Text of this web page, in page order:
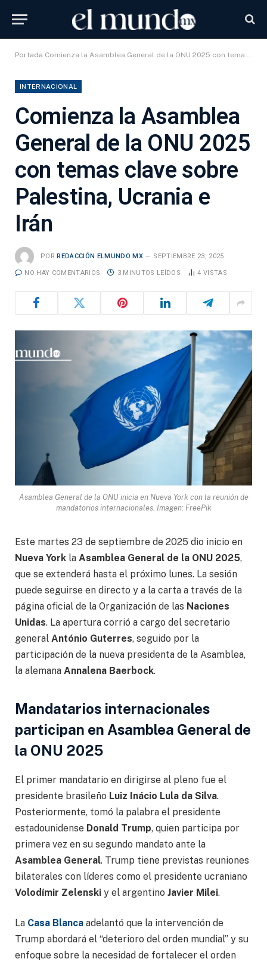
Portada Comienza la Asamblea General de la ONU 2025 con temas clave sobre Palestina, Ucrania e Irán
INTERNACIONAL
Comienza la Asamblea
General de la ONU 2025
con temas clave sobre
Palestina, Ucrania e
Irán
POR REDACCIÓN ELMUNDO MX SEPTIEMBRE 23, 2025
NO HAY COMENTARIOS 3 MINUTOS LEÍDOS 4 VISTAS
Asamblea General de la ONU inicia en Nueva York con la reunión de
mandatorios internacionales. Imagen: FreePik
Este martes 23 de septiembre de 2025 dio inicio en
Nueva York la Asamblea General de la ONU 2025,
que se extenderá hasta el próximo lunes. La sesión
puede seguirse en directo y a la carta a través de la
página oficial de la Organización de las Naciones
Unidas. La apertura corrió a cargo del secretario
general António Guterres, seguido por la
participación de la nueva presidenta de la Asamblea,
la alemana Annalena Baerbock.
Mandatarios internacionales
participan en Asamblea General de
la ONU 2025
El primer mandatario en dirigirse al pleno fue el
presidente brasileño Luiz Inácio Lula da Silva.
Posteriormente, tomó la palabra el presidente
estadounidense Donald Trump, quien participa por
primera vez en su segundo mandato ante la
Asamblea General. Trump tiene previstas reuniones
bilaterales con líderes como el presidente ucraniano
Volodímir Zelenski y el argentino Javier Milei.
La Casa Blanca adelantó que la intervención de
Trump abordará el “deterioro del orden mundial” y su
enfoque sobre la necesidad de fortalecer el orden